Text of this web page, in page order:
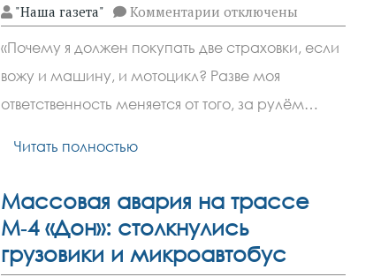
"Наша газета" Комментарии к
записи
ОСАГО:
в
Госдуме
обсуждают
новую
отключены
«Почему я должен покупать две страховки, если
вожу и машину, и мотоцикл? Разве моя
ответственность меняется от того, за рулём…
Читать полностью
Массовая авария на трассе
М‑4 «Дон»: столкнулись
грузовики и микроавтобус